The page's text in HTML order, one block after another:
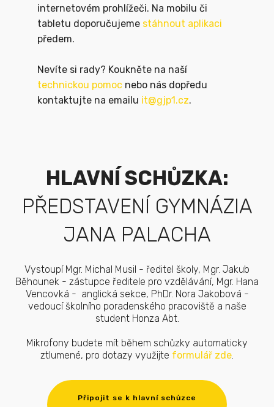
internetovém prohlížeči. Na mobilu či
tabletu doporučujeme stáhnout aplikaci
předem.
Nevíte si rady? Koukněte na naší
technickou pomoc nebo nás dopředu
kontaktujte na emailu it@gjp1.cz.
HLAVNÍ SCHŮZKA:
PŘEDSTAVENÍ GYMNÁZIA
JANA PALACHA
Vystoupí Mgr. Michal Musil - ředitel školy, Mgr. Jakub
Běhounek - zástupce ředitele pro vzdělávání, Mgr. Hana
Vencovká - anglická sekce, PhDr. Nora Jakobová -
vedoucí školního poradenského pracoviště a naše
student Honza Abt.
Mikrofony budete mít během schůzky automaticky
ztlumené, pro dotazy využijte formulář zde.
Připojit se k hlavní schůzce